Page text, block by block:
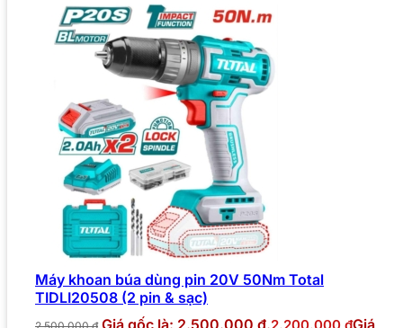
Máy khoan búa dùng pin 20V 50Nm Total
TIDLI20508 (2 pin & sạc)